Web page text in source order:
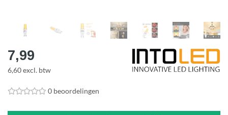
7,99
6,60 excl. btw
0 beoordelingen